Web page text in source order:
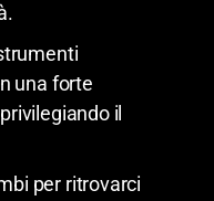
una forte
il
per ritrovarci